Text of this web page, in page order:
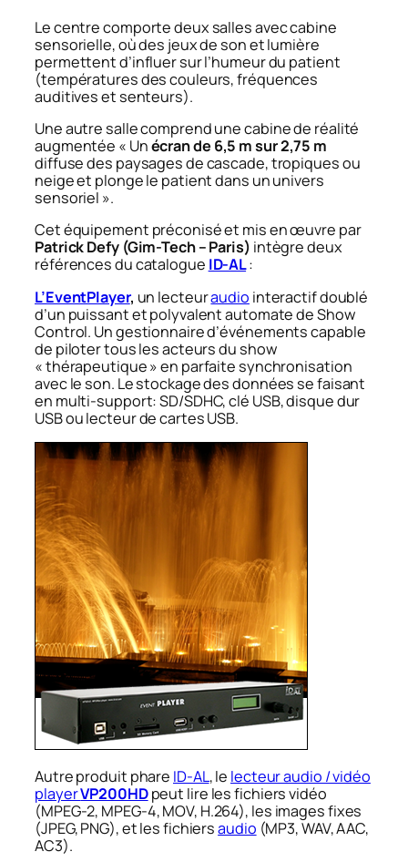
Le centre comporte deux salles avec cabine
sensorielle, où des jeux de son et lumière
permettent d’influer sur l’humeur du patient
(températures des couleurs, fréquences
auditives et senteurs).
Une autre salle comprend une cabine de réalité
augmentée « Unécran de 6,5 m sur 2,75 m
diffuse des paysages de cascade, tropiques ou
neige et plonge le patient dans un univers
sensoriel ».
Cet équipement préconisé et mis en œuvre par
Patrick Defy (Gim-Tech – Paris) intègre deux
références du catalogue ID-AL:
L’EventPlayer, un lecteuraudio interactif doublé
d’un puissant et polyvalent automate de Show
Control. Un gestionnaire d’événements capable
de piloter tous les acteurs du show
« thérapeutique » en parfaite synchronisation
avec le son. Le stockage des données se faisant
en multi-support: SD/SDHC, clé USB, disque dur
USB ou lecteur de cartes USB.
Autre produit phare ID-AL, le lecteur audio / vidéo
playerVP200HDpeut lire les fichiers vidéo
(MPEG-2, MPEG-4, MOV, H.264), les images fixes
(JPEG, PNG), et les fichiersaudio (MP3, WAV, AAC,
AC3).